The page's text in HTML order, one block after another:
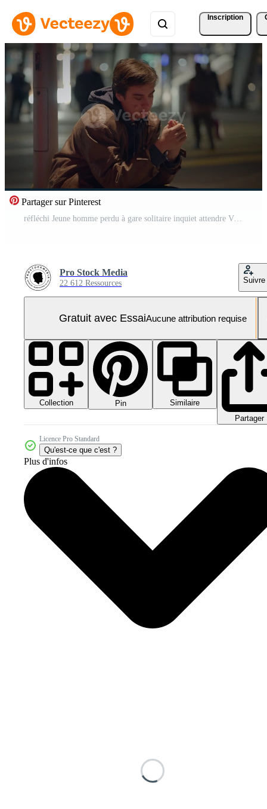
Inscription
Partager sur Pinterest
réfléchi Jeune homme perdu à gare solitaire inquiet attendre Vidéo Pro
Pro Stock Media
22 612 Ressources Suivre
Gratuit avec EssaiAucune attribution requise
Collection Pin
Similaire
Partager
Licence Pro Standard
Qu'est-ce que c'est ?
Plus d'infos